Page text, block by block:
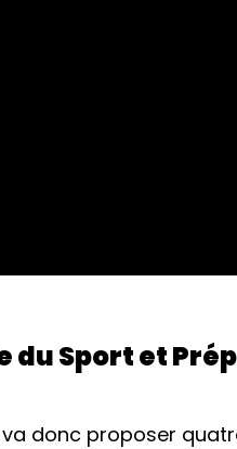
du Sport et
donc proposer